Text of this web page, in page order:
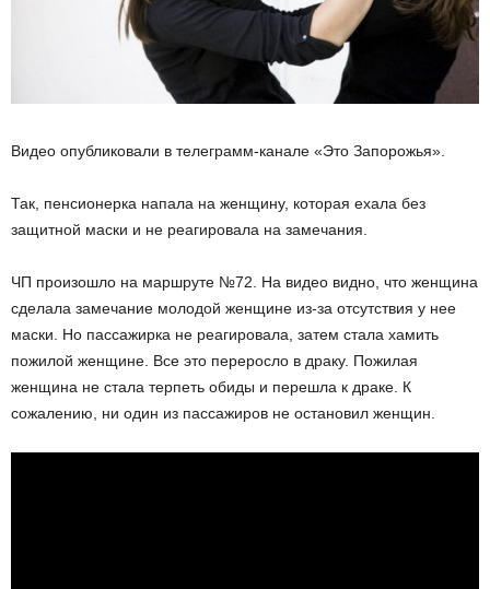
Видео опубликовали в телеграмм-канале «Это Запорожья».
Так, пенсионерка напала на женщину, которая ехала без
защитной маски и не реагировала на замечания.
ЧП произошло на маршруте №72. На видео видно, что женщина
сделала замечание молодой женщине из-за отсутствия у нее
маски. Но пассажирка не реагировала, затем стала хамить
пожилой женщине. Все это переросло в драку. Пожилая
женщина не стала терпеть обиды и перешла к драке. К
сожалению, ни один из пассажиров не остановил женщин.